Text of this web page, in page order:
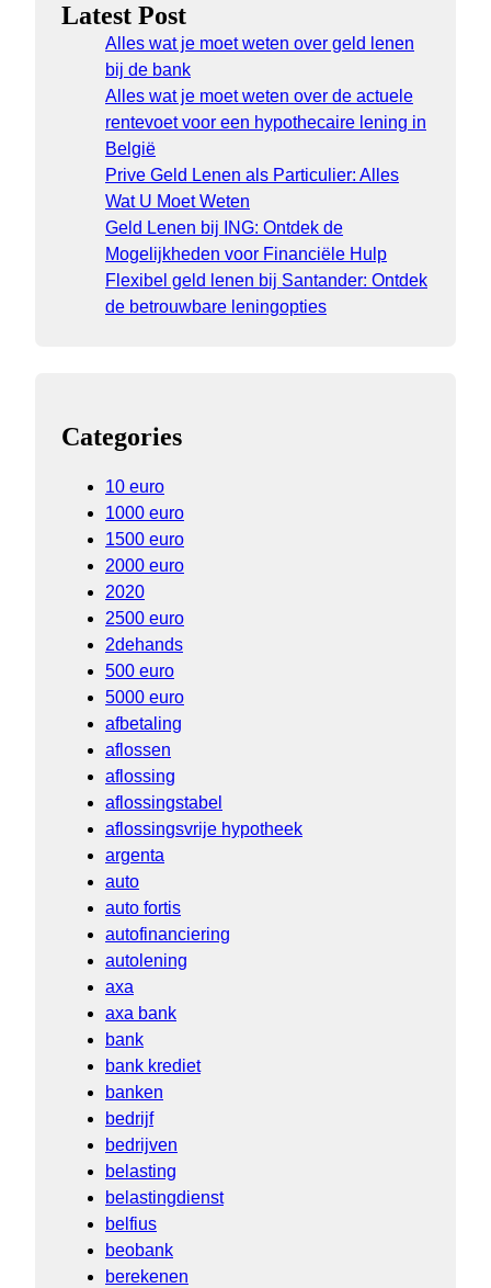
Latest Post
Alles wat je moet weten over geld lenen
bij de bank
Alles wat je moet weten over de actuele
rentevoet voor een hypothecaire lening in
België
Prive Geld Lenen als Particulier: Alles
Wat U Moet Weten
Geld Lenen bij ING: Ontdek de
Mogelijkheden voor Financiële Hulp
Flexibel geld lenen bij Santander: Ontdek
de betrouwbare leningopties
Categories
10 euro
1000 euro
1500 euro
2000 euro
2020
2500 euro
2dehands
500 euro
5000 euro
afbetaling
aflossen
aflossing
aflossingstabel
aflossingsvrije hypotheek
argenta
auto
auto fortis
autofinanciering
autolening
axa
axa bank
bank
bank krediet
banken
bedrijf
bedrijven
belasting
belastingdienst
belfius
beobank
berekenen